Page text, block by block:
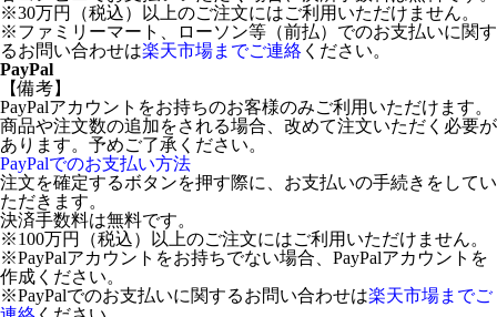
※30万円（税込）以上のご注文にはご利用いただけません。
※ファミリーマート、ローソン等（前払）でのお支払いに関す
るお問い合わせは楽天市場までご連絡 ください。
PayPal
【備考】
PayPalアカウントをお持ちのお客様のみご利用いただけます。
商品や注文数の追加をされる場合、改めて注文いただく必要が
あります。予めご了承ください。
PayPalでのお支払い方法
注文を確定するボタンを押す際に、お支払いの手続きをしてい
ただきます。
決済手数料は無料です。
※100万円（税込）以上のご注文にはご利用いただけません。
※PayPalアカウントをお持ちでない場合、PayPalアカウントを
作成ください。
※PayPalでのお支払いに関するお問い合わせは楽天市場までご